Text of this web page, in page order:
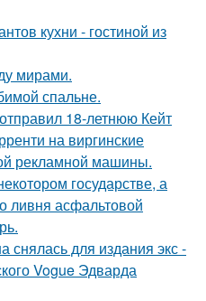
кухни - гостиной из
мирами.
спальне.
18-летнюю Кейт
на виргинские
рекламной машины.
государстве, а
ливня асфальтовой
снялась для издания экс -
Vogue Эдварда